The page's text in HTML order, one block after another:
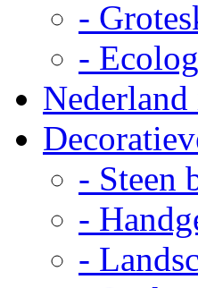
-
-
- Steen
-
-